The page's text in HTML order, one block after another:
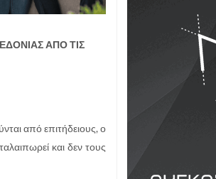
ΑΠΟ ΤΙΣ
από επιτήδειους, ο
και δεν τους